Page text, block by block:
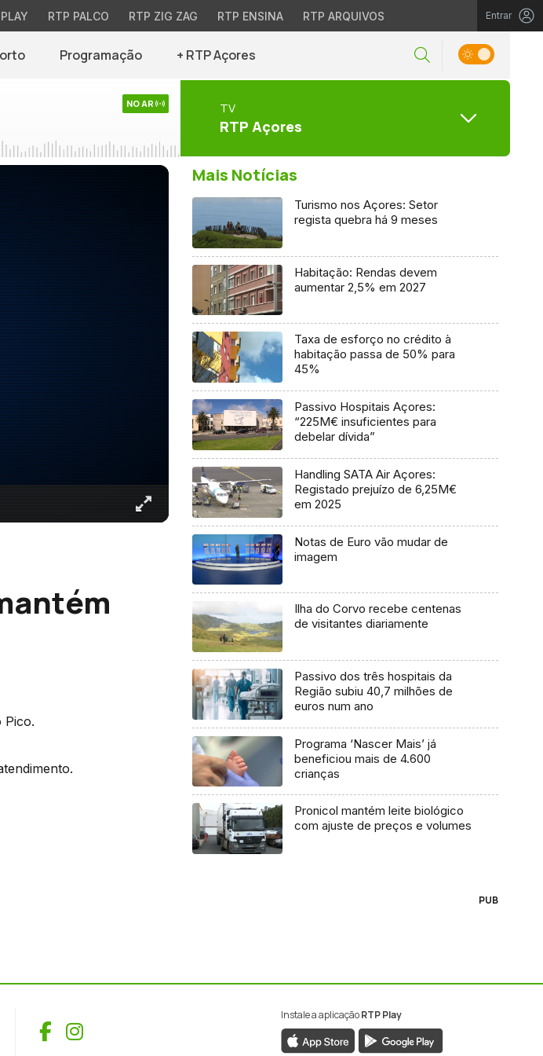
RTP PALCO RTP ZIG ZAG RTP ENSINA RTP ARQUIVOS Entrar
Programação + RTP Açores
NO AR TV
RTP Açores
Pico.
Mais Notícias
Turismo nos Açores: Setor
regista quebra há 9 meses
Habitação: Rendas devem
aumentar 2,5% em 2027
Taxa de esforço no crédito à
habitação passa de 50% para
45%
Passivo Hospitais Açores:
“225M€ insuficientes para
debelar dívida”
Handling SATA Air Açores:
Registado prejuízo de 6,25M€
em 2025
Notas de Euro vão mudar de
imagem
Ilha do Corvo recebe centenas
de visitantes diariamente
Passivo dos três hospitais da
Região subiu 40,7 milhões de
euros num ano
Programa ‘Nascer Mais’ já
beneficiou mais de 4.600
crianças
Pronicol mantém leite biológico
com ajuste de preços e volumes
PUB
Facebook
Instagram
Instale a aplicaçãoRTP Play